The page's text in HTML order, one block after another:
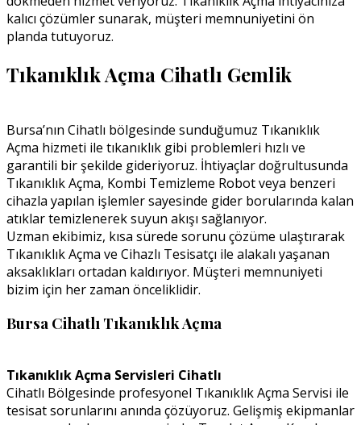
kalıcı çözümler sunarak, müşteri memnuniyetini ön
planda tutuyoruz.
Tıkanıklık Açma Cihatlı Gemlik
Bursa’nın Cihatlı bölgesinde sunduğumuz Tıkanıklık
Açma hizmeti ile tıkanıklık gibi problemleri hızlı ve
garantili bir şekilde gideriyoruz. İhtiyaçlar doğrultusunda
Tıkanıklık Açma, Kombi Temizleme Robot veya benzeri
cihazla yapılan işlemler sayesinde gider borularında kalan
atıklar temizlenerek suyun akışı sağlanıyor.
Uzman ekibimiz, kısa sürede sorunu çözüme ulaştırarak
Tıkanıklık Açma ve Cihazlı Tesisatçı ile alakalı yaşanan
aksaklıkları ortadan kaldırıyor. Müşteri memnuniyeti
bizim için her zaman önceliklidir.
Bursa Cihatlı Tıkanıklık Açma
Tıkanıklık Açma Servisleri Cihatlı
Cihatlı Bölgesinde profesyonel Tıkanıklık Açma Servisi ile
tesisat sorunlarını anında çözüyoruz. Gelişmiş ekipmanlar